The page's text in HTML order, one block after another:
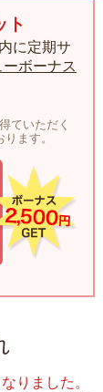
ト
に定期サ
ボーナス
ていただく
ます。
りました。